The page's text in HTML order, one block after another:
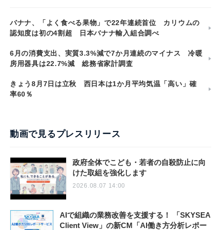
バナナ、「よく食べる果物」で22年連続首位 カリウムの
認知度は初の4割超 日本バナナ輸入組合調べ
6月の消費支出、実質3.3%減で7か月連続のマイナス 冷暖
房用器具は22.7%減 総務省家計調査
きょう8月7日は立秋 西日本は1か月平均気温「高い」確
率60％
動画で見るプレスリリース
政府全体でこども・若者の自殺防止に向
けた取組を強化します
2026.08.07 14:00
AIで組織の業務改善を支援する！ 「SKYSEA
Client View」の新CM「AI働き方分析レポー